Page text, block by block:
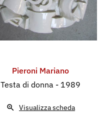
Pieroni Mariano
Testa di donna - 1989
Visualizza scheda